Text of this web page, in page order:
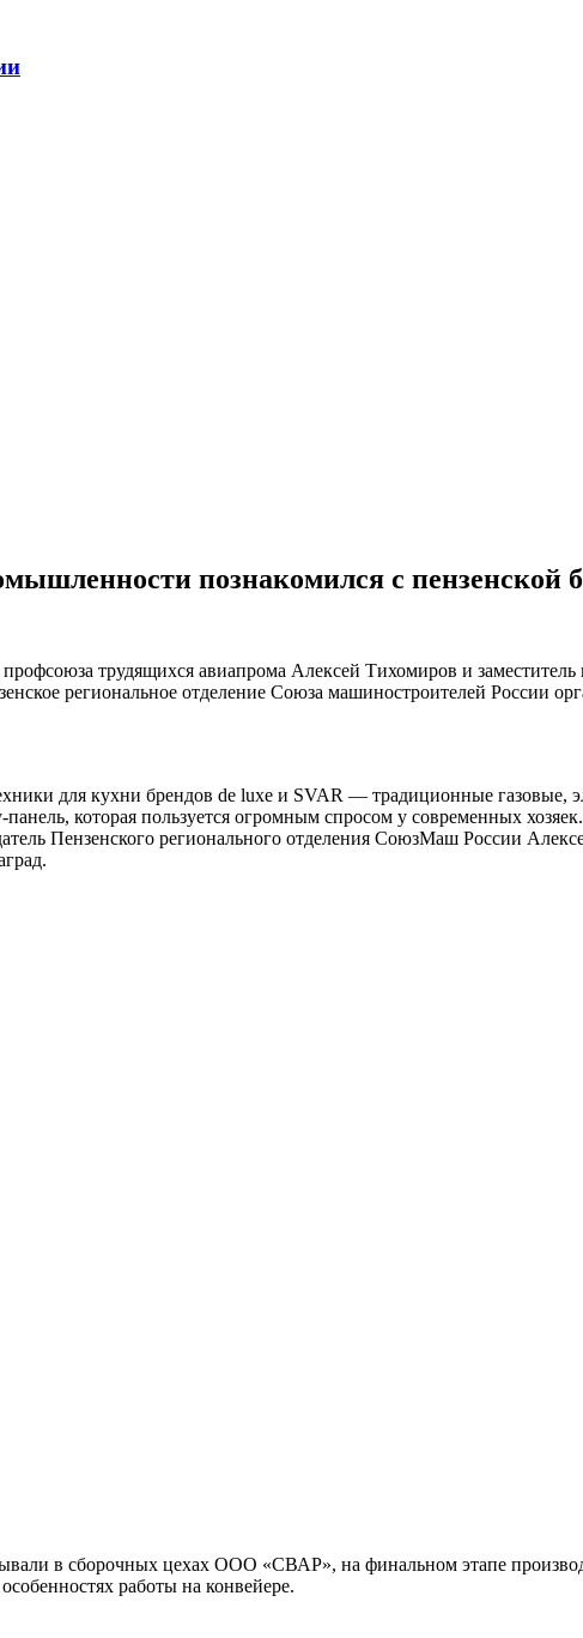
познакомился с пензенской
трудящихся авиапрома Алексей Тихомиров и заместитель
региональное отделение Союза машиностроителей России
для кухни брендов de luxe и SVAR — традиционные газовые,
которая пользуется огромным спросом у современных хозяек.
Пензенского регионального отделения СоюзМаш России
в сборочных цехах ООО «СВАР», на финальном этапе
работы на конвейере.